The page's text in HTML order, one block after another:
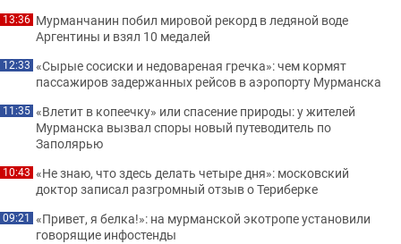
13:36 Мурманчанин побил мировой рекорд в ледяной воде
Аргентины и взял 10 медалей
12:33 «Сырые сосиски и недовареная гречка»: чем кормят
пассажиров задержанных рейсов в аэропорту Мурманска
11:35 «Влетит в копеечку» или спасение природы: у жителей
Мурманска вызвал споры новый путеводитель по
Заполярью
10:43 «Не знаю, что здесь делать четыре дня»: московский
доктор записал разгромный отзыв о Териберке
09:21 «Привет, я белка!»: на мурманской экотропе установили
говорящие инфостенды